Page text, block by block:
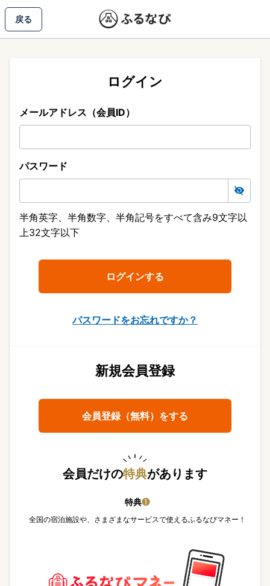
戻る
ログイン
メールアドレス（会員ID）
パスワード
半角英字、半角数字、半角記号をすべて含み9文字以
上32文字以下
パスワードをお忘れですか？
新規会員登録
会員登録（無料）をする
会員だけの特典があります
特典❶
全国の宿泊施設や、さまざまなサービスで使えるふるなびマネー！